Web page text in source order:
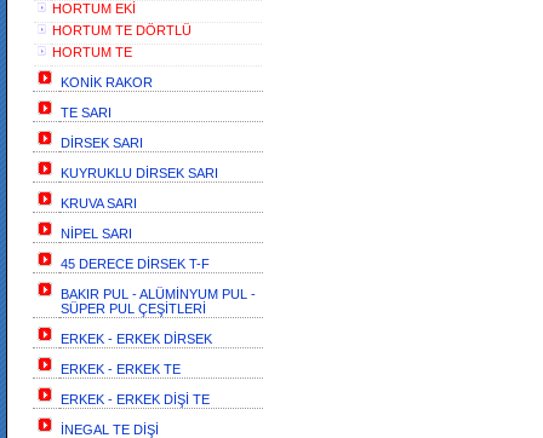
HORTUM EKİ
HORTUM TE DÖRTLÜ
HORTUM TE
KONİK RAKOR
TE SARI
DİRSEK SARI
KUYRUKLU DİRSEK SARI
KRUVA SARI
NİPEL SARI
45 DERECE DİRSEK T-F
BAKIR PUL - ALÜMİNYUM PUL -
SÜPER PUL ÇEŞİTLERİ
ERKEK - ERKEK DİRSEK
ERKEK - ERKEK TE
ERKEK - ERKEK DİŞİ TE
İNEGAL TE DİŞİ